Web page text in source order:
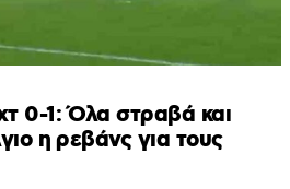
0-1: Όλα στραβά και
η ρεβάνς για τους